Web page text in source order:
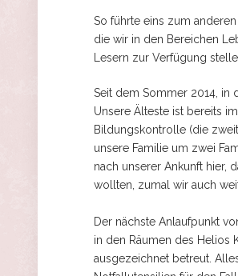
So führte eins zum
die wir in den Bereichen
Lesern zur Verfügung
Seit dem Sommer 2014, in
Unsere Älteste ist bereits
Bildungskontrolle (die
unsere Familie um zwei
nach unserer Ankunft hier,
wollten, zumal wir auch
Der nächste Anlaufpunkt
in den Räumen des Helios
ausgezeichnet betreut.